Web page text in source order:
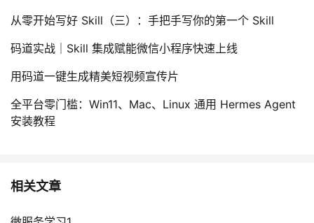
从零开始写好 Skill（三）：手把手写你的第一个 Skill
码道实战｜Skill 集成赋能微信小程序快速上线
用码道一键生成精美短视频宣传片
全平台零门槛：Win11、Mac、Linux 通用 Hermes Agent
安装教程
相关文章